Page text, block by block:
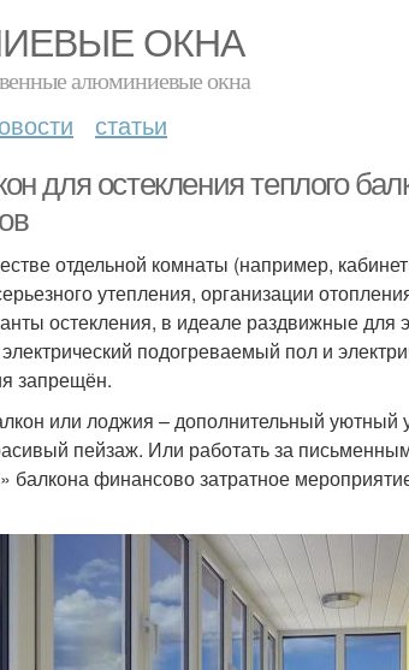
ОКНА
алюминиевые окна
статьи
для остекления теплого
отдельной комнаты (например,
утепления, организации
остекления, в идеале раздвижные для
подогреваемый пол и
запрещён.
или лоджия – дополнительный уютный
пейзаж. Или работать за
балкона финансово затратное